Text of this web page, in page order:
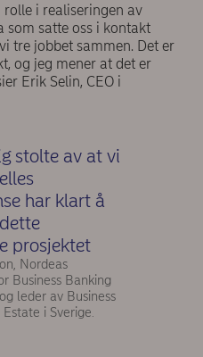
i realiseringen av
som satte oss i kontakt
tre jobbet sammen. Det er
og jeg mener at det er
Erik Selin, CEO i
stolte av at vi
har klart å
prosjektet
Nordeas
Business Banking
leder av Business
i Sverige.